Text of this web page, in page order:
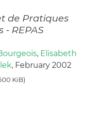
de Pratiques
REPAS
, Elisabeth
, February 2002
KiB)